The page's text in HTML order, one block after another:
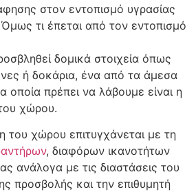
στον εντοπισμό υγρασίας
Όμως τι έπεται από τον εντοπισμό
δομικά στοιχεία όπως
ή δοκάρια, ένα από τα άμεσα
οποία πρέπει να λάβουμε είναι η
χώρου.
του χώρου επιτυγχάνεται με τη
, διαφόρων ικανοτήτων
ανάλογα με τις διαστάσεις του
προσβολής και την επιθυμητή